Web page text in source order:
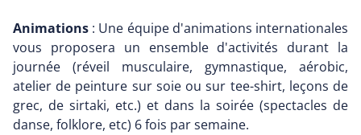
Animations : Une équipe d'animations internationales
vous proposera un ensemble d'activités durant la
journée (réveil musculaire, gymnastique, aérobic,
atelier de peinture sur soie ou sur tee-shirt, leçons de
grec, de sirtaki, etc.) et dans la soirée (spectacles de
danse, folklore, etc) 6 fois par semaine.